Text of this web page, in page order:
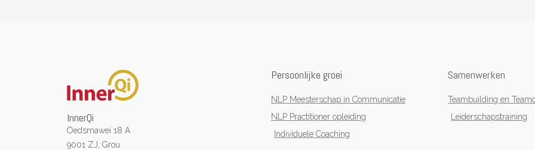
InnerQi
Oedsmawei 18 A
9001 ZJ, Grou
Persoonlijke groei
NLP Meesterschap in Communicatie
NLP Practitioner opleiding
Individuele Coaching
Samenwerken
Teambuilding en
Leiderschapstraining